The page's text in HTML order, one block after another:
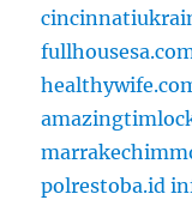
polrestoba.id